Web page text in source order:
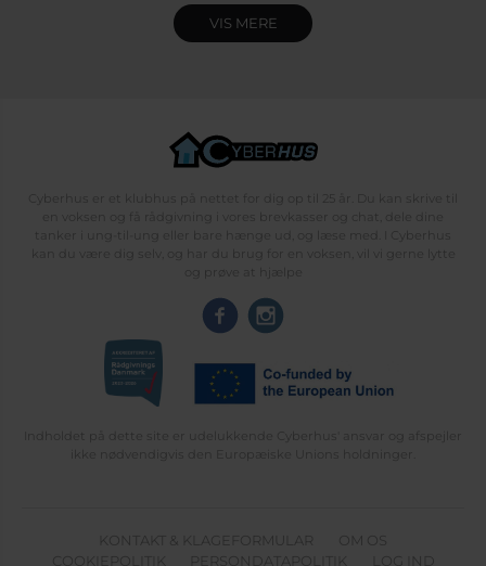
VIS MERE
Cyberhus er et klubhus på nettet for dig op til 25 år. Du kan skrive til
en voksen og få rådgivning i vores brevkasser og chat, dele dine
tanker i ung-til-ung eller bare hænge ud, og læse med. I Cyberhus
kan du være dig selv, og har du brug for en voksen, vil vi gerne lytte
og prøve at hjælpe
Indholdet på dette site er udelukkende Cyberhus' ansvar og afspejler
ikke nødvendigvis den Europæiske Unions holdninger.
KONTAKT & KLAGEFORMULAR
OM OS
COOKIEPOLITIK
PERSONDATAPOLITIK LOG IND